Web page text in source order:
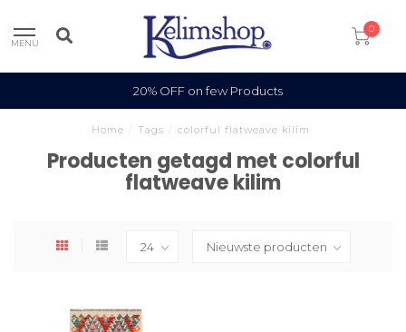
MENU
0
20% OFF on few Products
Home Tags colorful flatweave kilim
Producten getagd met colorful
flatweave kilim